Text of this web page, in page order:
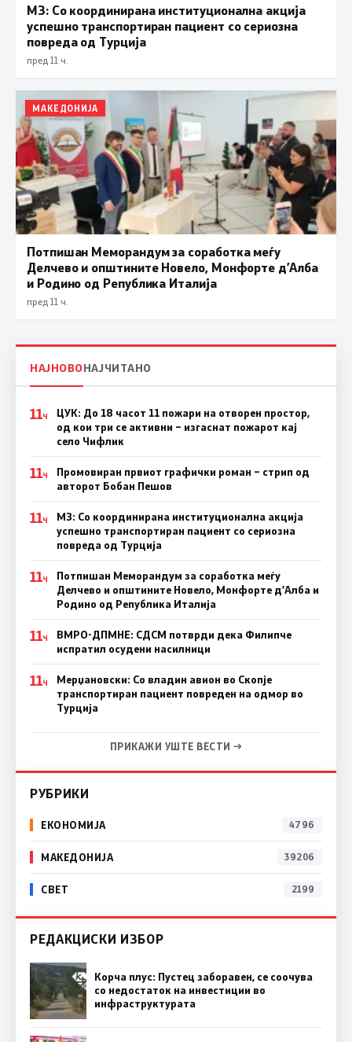
МЗ: Со координирана институционална акција
успешно транспортиран пациент со сериозна
повреда од Турција
пред 11 ч.
МАКЕДОНИЈА
Потпишан Меморандум за соработка меѓу
Делчево и општините Новело, Монфорте д’Алба
и Родино од Република Италија
пред 11 ч.
НАЈНОВОНАЈЧИТАНО
11Ч
ЦУК: До 18 часот 11 пожари на отворен простор,
од кои три се активни – изгаснат пожарот кај
село Чифлик
11Ч
Промовиран првиот графички роман – стрип од
авторот Бобан Пешов
11Ч
МЗ: Со координирана институционална акција
успешно транспортиран пациент со сериозна
повреда од Турција
11Ч
Потпишан Меморандум за соработка меѓу
Делчево и општините Новело, Монфорте д’Алба и
Родино од Република Италија
11Ч
ВМРО-ДПМНЕ: СДСM потврди дека Филипче
испратил осудени насилници
11Ч
Мерџановски: Со владин авион во Скопје
транспортиран пациент повреден на одмор во
Турција
ПРИКАЖИ УШТЕ ВЕСТИ →
РУБРИКИ
ЕКОНОМИЈА 4796
МАКЕДОНИЈА 39206
СВЕТ 2199
РЕДАКЦИСКИ ИЗБОР
Корча плус: Пустец заборавен, се соочува
со недостаток на инвестиции во
инфраструктурата